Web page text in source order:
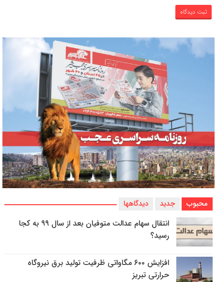
محبوب جدید دیدگاهها
انتقال سهام عدالت متوفیان بعد از سال ۹۹ به کجا
رسید؟
افزایش ۶۰۰ مگاواتی ظرفیت تولید برق نیروگاه
حرارتی تبریز